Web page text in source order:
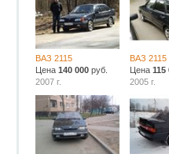
ВАЗ 2115
Цена140 000 руб.
2007 г.
ВАЗ 2115
Цена115
2005 г.